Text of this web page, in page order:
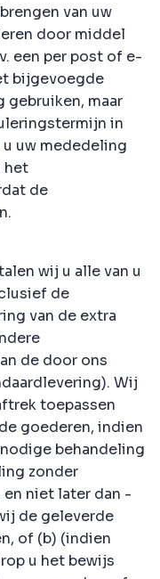
van uw
door middel
een per post of e-
bijgevoegde
maar
in
uw mededeling
het
de
wij u alle van u
de
van de extra
de door ons
Wij
toepassen
goederen, indien
behandeling
zonder
niet later dan -
de geleverde
of (b) (indien
u het bewijs